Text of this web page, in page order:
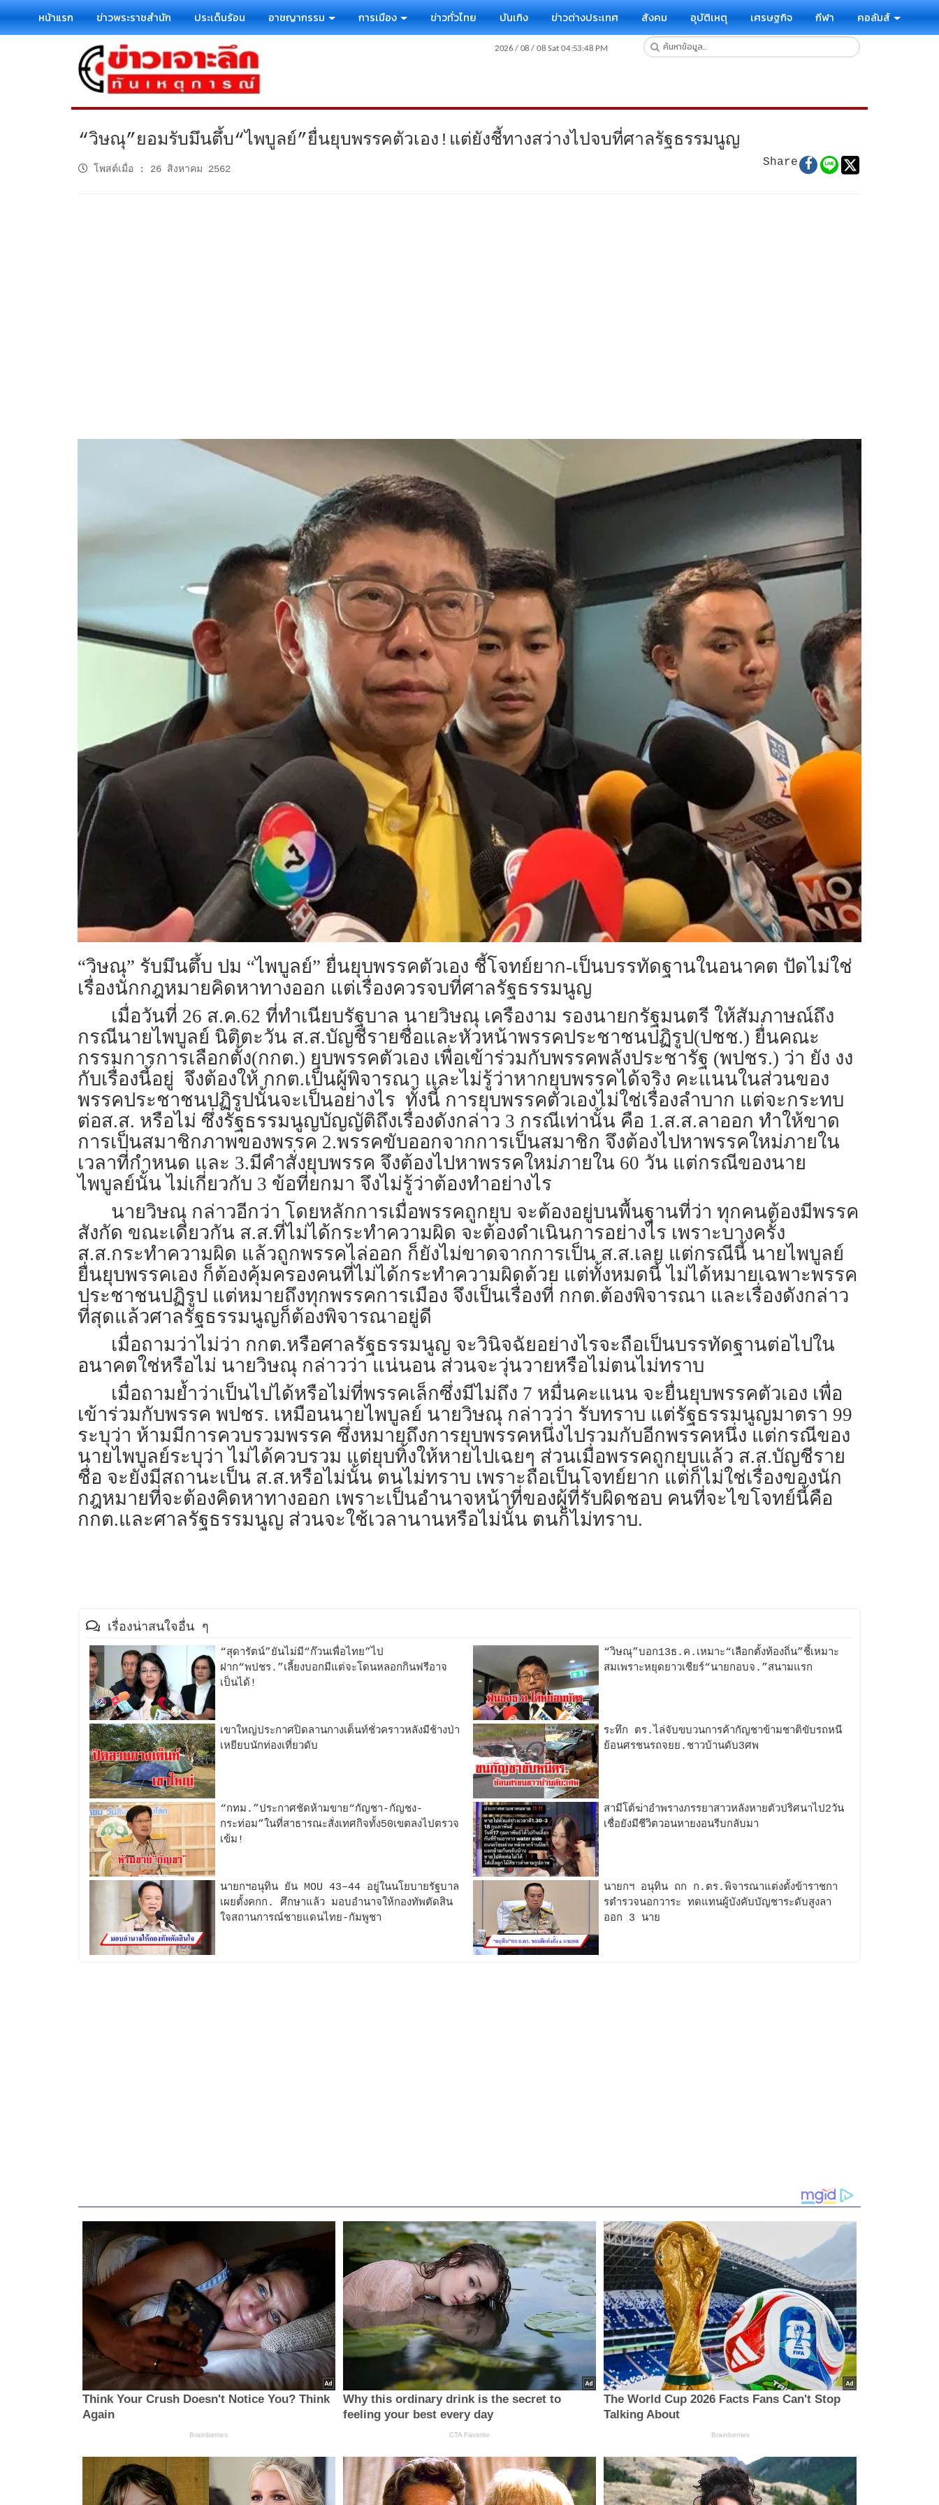
หน้าแรก ข่าวพระราชสำนัก ประเด็นร้อน อาชญากรรม การเมือง ข่าวทั่วไทย บันเทิง ข่าวต่างประเทศ สังคม อุบัติเหตุ เศรษฐกิจ กีฬา คอลัมส์
“วิษณุ”ยอมรับมึนตึ้บ“ไพบูลย์”ยื่นยุบพรรคตัวเอง!แต่ยังชี้ทางสว่างไปจบที่ศาลรัฐธรรมนูญ
โพสต์เมื่อ : 26 สิงหาคม 2562
Share
“วิษณุ” รับมึนตึ้บ ปม “ไพบูลย์” ยื่นยุบพรรคตัวเอง ชี้โจทย์ยาก-เป็นบรรทัดฐานในอนาคต ปัดไม่ใช่
เรื่องนักกฎหมายคิดหาทางออก แต่เรื่องควรจบที่ศาลรัฐธรรมนูญ
เมื่อวันที่ 26 ส.ค.62 ที่ทำเนียบรัฐบาล นายวิษณุ เครืองาม รองนายกรัฐมนตรี ให้สัมภาษณ์ถึง
กรณีนายไพบูลย์ นิติตะวัน ส.ส.บัญชีรายชื่อและหัวหน้าพรรคประชาชนปฏิรูป(ปชช.) ยื่นคณะ
กรรมการการเลือกตั้ง(กกต.) ยุบพรรคตัวเอง เพื่อเข้าร่วมกับพรรคพลังประชารัฐ (พปชร.) ว่า ยัง งง
กับเรื่องนี้อยู่ จึงต้องให้ กกต.เป็นผู้พิจารณา และไม่รู้ว่าหากยุบพรรคได้จริง คะแนนในส่วนของ
พรรคประชาชนปฏิรูปนั้นจะเป็นอย่างไร ทั้งนี้ การยุบพรรคตัวเองไม่ใช่เรื่องลำบาก แต่จะกระทบ
ต่อส.ส. หรือไม่ ซึ่งรัฐธรรมนูญบัญญัติถึงเรื่องดังกล่าว 3 กรณีเท่านั้น คือ 1.ส.ส.ลาออก ทำให้ขาด
การเป็นสมาชิกภาพของพรรค 2.พรรคขับออกจากการเป็นสมาชิก จึงต้องไปหาพรรคใหม่ภายใน
เวลาที่กำหนด และ 3.มีคำสั่งยุบพรรค จึงต้องไปหาพรรคใหม่ภายใน 60 วัน แต่กรณีของนาย
ไพบูลย์นั้น ไม่เกี่ยวกับ 3 ข้อที่ยกมา จึงไม่รู้ว่าต้องทำอย่างไร
นายวิษณุ กล่าวอีกว่า โดยหลักการเมื่อพรรคถูกยุบ จะต้องอยู่บนพื้นฐานที่ว่า ทุกคนต้องมีพรรค
สังกัด ขณะเดียวกัน ส.ส.ที่ไม่ได้กระทำความผิด จะต้องดำเนินการอย่างไร เพราะบางครั้ง
ส.ส.กระทำความผิด แล้วถูกพรรคไล่ออก ก็ยังไม่ขาดจากการเป็น ส.ส.เลย แต่กรณีนี้ นายไพบูลย์
ยื่นยุบพรรคเอง ก็ต้องคุ้มครองคนที่ไม่ได้กระทำความผิดด้วย แต่ทั้งหมดนี้ ไม่ได้หมายเฉพาะพรรค
ประชาชนปฏิรูป แต่หมายถึงทุกพรรคการเมือง จึงเป็นเรื่องที่ กกต.ต้องพิจารณา และเรื่องดังกล่าว
ที่สุดแล้วศาลรัฐธรรมนูญก็ต้องพิจารณาอยู่ดี
เมื่อถามว่าไม่ว่า กกต.หรือศาลรัฐธรรมนูญ จะวินิจฉัยอย่างไรจะถือเป็นบรรทัดฐานต่อไปใน
อนาคตใช่หรือไม่ นายวิษณุ กล่าวว่า แน่นอน ส่วนจะวุ่นวายหรือไม่ตนไม่ทราบ
เมื่อถามย้ำว่าเป็นไปได้หรือไม่ที่พรรคเล็กซึ่งมีไม่ถึง 7 หมื่นคะแนน จะยื่นยุบพรรคตัวเอง เพื่อ
เข้าร่วมกับพรรค พปชร. เหมือนนายไพบูลย์ นายวิษณุ กล่าวว่า รับทราบ แต่รัฐธรรมนูญมาตรา 99
ระบุว่า ห้ามมีการควบรวมพรรค ซึ่งหมายถึงการยุบพรรคหนึ่งไปรวมกับอีกพรรคหนึ่ง แต่กรณีของ
นายไพบูลย์ระบุว่า ไม่ได้ควบรวม แต่ยุบทิ้งให้หายไปเฉยๆ ส่วนเมื่อพรรคถูกยุบแล้ว ส.ส.บัญชีราย
ชื่อ จะยังมีสถานะเป็น ส.ส.หรือไม่นั้น ตนไม่ทราบ เพราะถือเป็นโจทย์ยาก แต่ก็ไม่ใช่เรื่องของนัก
กฎหมายที่จะต้องคิดหาทางออก เพราะเป็นอำนาจหน้าที่ของผู้ที่รับผิดชอบ คนที่จะไขโจทย์นี้คือ
กกต.และศาลรัฐธรรมนูญ ส่วนจะใช้เวลานานหรือไม่นั้น ตนก็ไม่ทราบ.
เรื่องน่าสนใจอื่น ๆ
“สุดารัตน์”ยันไม่มี“ก๊วนเพื่อไทย”ไป
ฝาก“พปชร.”เลี้ยงบอกมีแต่จะโดนหลอกกินฟรีอาจ
เป็นได้!
“วิษณุ”บอก13ธ.ค.เหมาะ“เลือกตั้งท้องถิ่น”ชี้เหมาะ
สมเพราะหยุดยาวเชียร์“นายกอบจ.”สนามแรก
เขาใหญ่ประกาศปิดลานกางเต็นท์ชั่วคราวหลังมีช้างป่า
เหยียบนักท่องเที่ยวดับ
ระทึก ตร.ไล่จับขบวนการค้ากัญชาข้ามชาติขับรถหนี
ย้อนศรชนรถจยย.ชาวบ้านดับ3ศพ
“กทม.”ประกาศชัดห้ามขาย“กัญชา-กัญชง-
กระท่อม”ในที่สาธารณะสั่งเทศกิจทั้ง50เขตลงไปตรวจ
เข้ม!
สามีโต้ฆ่าอำพรางภรรยาสาวหลังหายตัวปริศนาไป2วัน
เชื่อยังมีชีวิตวอนหายงอนรีบกลับมา
นายกฯอนุทิน ยัน MOU 43–44 อยู่ในนโยบายรัฐบาล
เผยตั้งคกก. ศึกษาแล้ว มอบอำนาจให้กองทัพตัดสิน
ใจสถานการณ์ชายแดนไทย-กัมพูชา
นายกฯ อนุทิน ถก ก.ตร.พิจารณาแต่งตั้งข้าราชกา
รตํารวจนอกวาระ ทดแทนผู้บังคับบัญชาระดับสูงลา
ออก 3 นาย